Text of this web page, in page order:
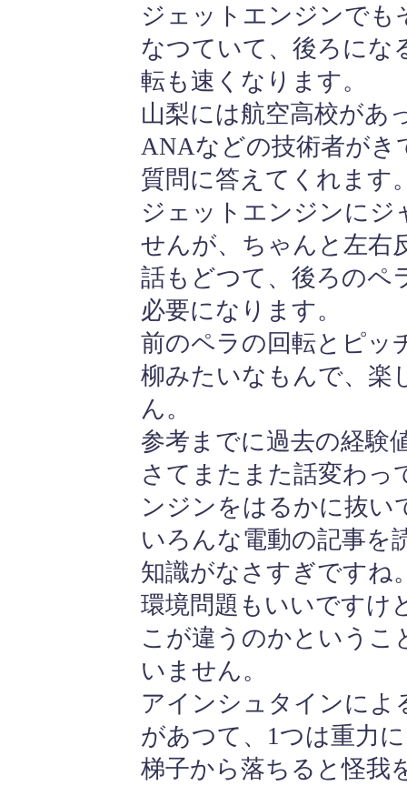
ジェットエンジンでも
なつていて、後ろにな
転も速くなります。
山梨には航空高校があ
ANAなどの技術者が
質問に答えてくれます
ジェットエンジンにジ
せんが、ちゃんと左右
話もどつて、後ろのペ
必要になります。
前のペラの回転とピッ
柳みたいなもんで、楽
ん。
参考までに過去の経験
さてまたまた話変わっ
ンジンをはるかに抜い
いろんな電動の記事を
知識がなさすぎですね
環境問題もいいですけ
こが違うのかというこ
いません。
アインシュタインによ
があつて、1つは重力
梯子から落ちると怪我